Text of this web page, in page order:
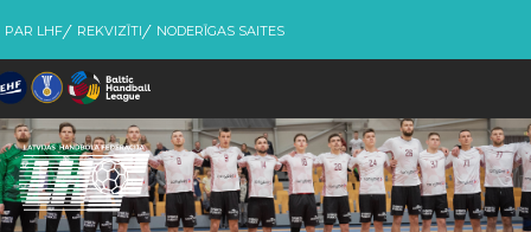
PAR LHF REKVIZĪTI NODERĪGAS SAITES